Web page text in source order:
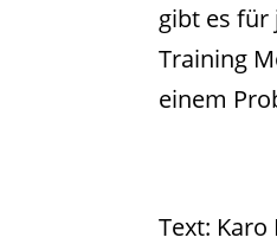
gibt es für
Training
einem
Text: